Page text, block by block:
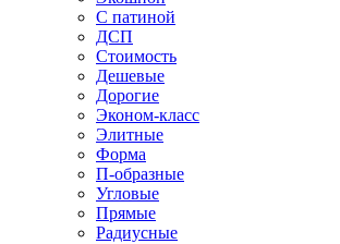
С патиной
ДСП
Стоимость
Дешевые
Дорогие
Эконом-класс
Элитные
Форма
П-образные
Угловые
Прямые
Радиусные